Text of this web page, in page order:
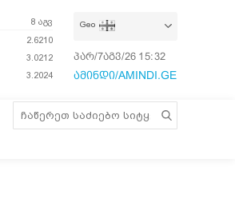
8 აგვ
2.6210
3.0212
3.2024
Geo
პარ/7აგვ/26 15:32:41
ამინდი/AMINDI.GE